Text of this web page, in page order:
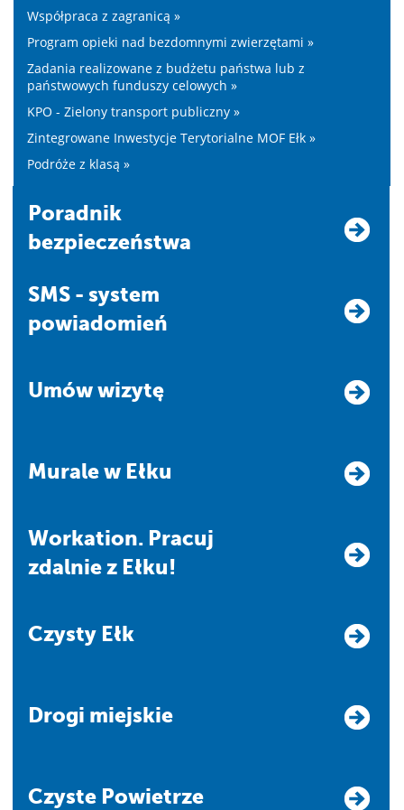
Współpraca z zagranicą »
Program opieki nad bezdomnymi zwierzętami »
Zadania realizowane z budżetu państwa lub z
państwowych funduszy celowych »
KPO - Zielony transport publiczny »
Zintegrowane Inwestycje Terytorialne MOF Ełk »
Podróże z klasą »
Poradnik
bezpieczeństwa
SMS - system
powiadomień
Umów wizytę
Murale w Ełku
Workation. Pracuj
zdalnie z Ełku!
Czysty Ełk
Drogi miejskie
Czyste Powietrze